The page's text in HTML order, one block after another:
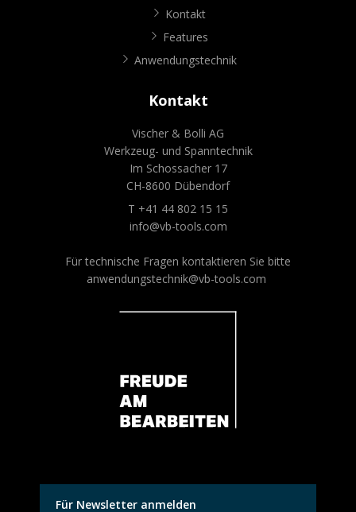
Kontakt
Features
Anwendungstechnik
Kontakt
Vischer & Bolli AG
Werkzeug- und Spanntechnik
Im Schossacher 17
CH-8600 Dübendorf
T +41 44 802 15 15
info@vb-tools.com
Für technische Fragen kontaktieren Sie bitte
anwendungstechnik@vb-tools.com
Für Newsletter anmelden